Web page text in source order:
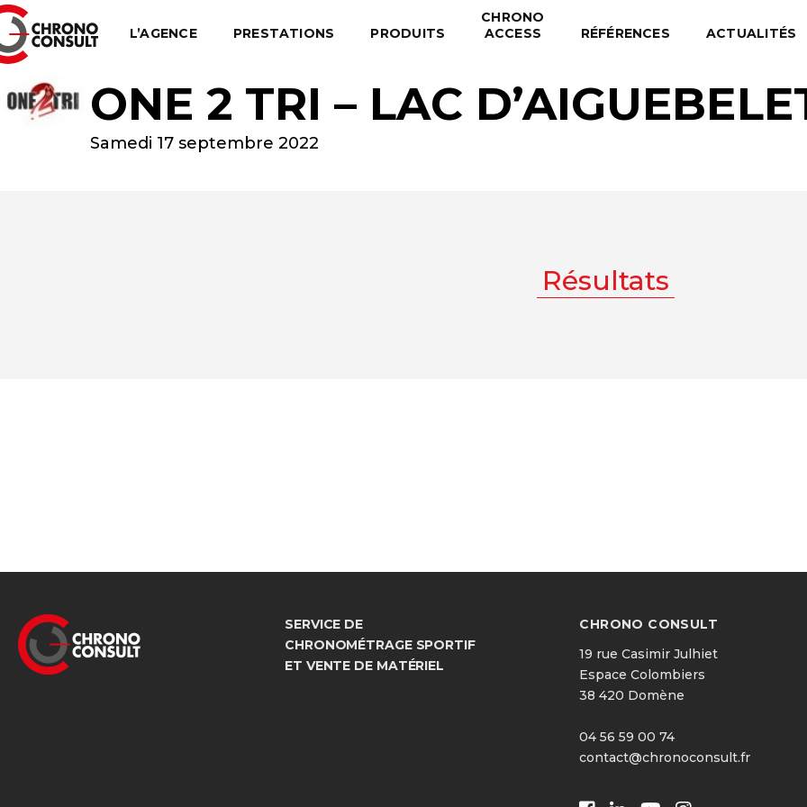
L’AGENCE PRESTATIONS PRODUITS
CHRONO
ACCESS
RÉFÉRENCES ACTUALITÉS
ONE 2 TRI – LAC
Samedi 17 septembre 2022
Résultats
SERVICE DE
CHRONOMÉTRAGE SPORTIF
ET VENTE DE MATÉRIEL
CHRONO CONSULT
19 rue Casimir Julhiet
Espace Colombiers
38 420 Domène
04 56 59 00 74
contact@chronoconsult.fr